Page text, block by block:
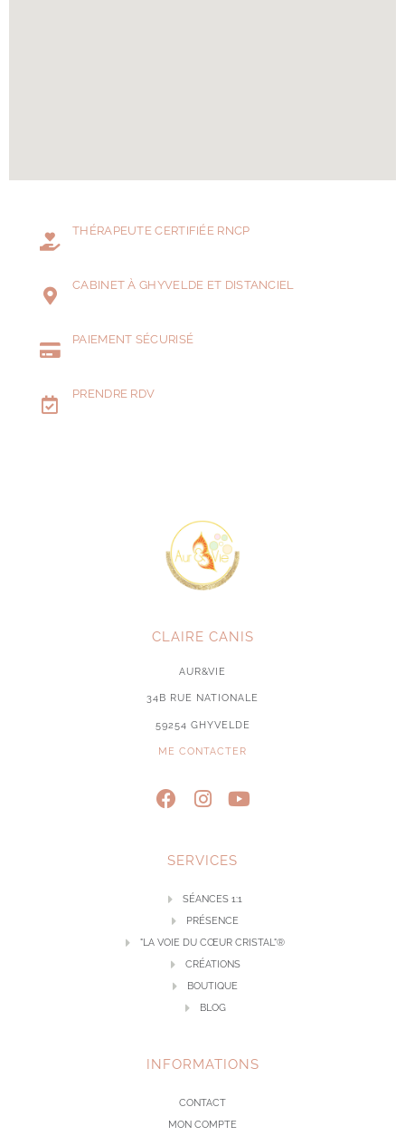
THÉRAPEUTE CERTIFIÉE RNCP
CABINET À GHYVELDE ET DISTANCIEL
PAIEMENT SÉCURISÉ
PRENDRE RDV
CLAIRE CANIS
AUR&VIE
34B RUE NATIONALE
59254 GHYVELDE
ME CONTACTER
SERVICES
SÉANCES 1:1
PRÉSENCE
"LA VOIE DU CŒUR CRISTAL"®
CRÉATIONS
BOUTIQUE
BLOG
INFORMATIONS
CONTACT
MON COMPTE